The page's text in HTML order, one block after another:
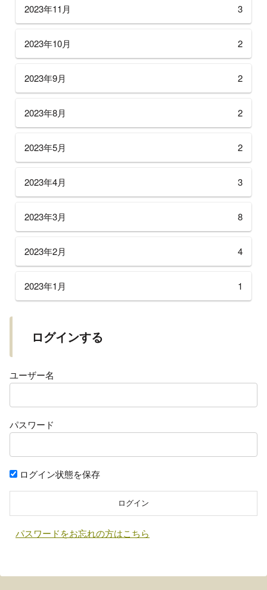
2023年11月 3
2023年10月 2
2023年9月 2
2023年8月 2
2023年5月 2
2023年4月 3
2023年3月 8
2023年2月 4
2023年1月 1
ログインする
ユーザー名
パスワード
ログイン状態を保存
パスワードをお忘れの方はこちら